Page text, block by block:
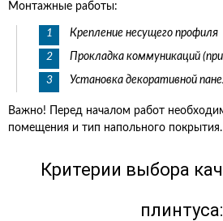
Монтажные работы:
Крепление несущего профиля
Прокладка коммуникаций
Установка декоративной
Важно! Перед началом работ
помещения и тип напольного покрытия.
Критерии выбора
плинтуса: